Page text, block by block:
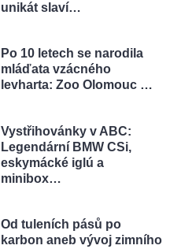
unikát slaví…
Po 10 letech se narodila
mláďata vzácného
levharta: Zoo Olomouc …
Vystřihovánky v ABC:
Legendární BMW CSi,
eskymácké iglú a
minibox…
Od tuleních pásů po
karbon aneb vývoj zimního